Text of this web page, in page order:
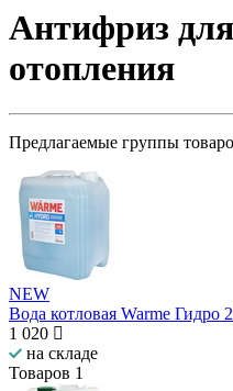
Антифриз
отопления
Предлагаемые группы
NEW
Вода котловая Warme Гидро
1 020
на складе
Товаров 1